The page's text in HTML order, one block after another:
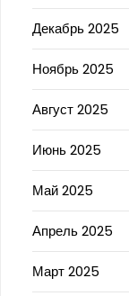
Декабрь 2025
Ноябрь 2025
Август 2025
Июнь 2025
Май 2025
Апрель 2025
Март 2025